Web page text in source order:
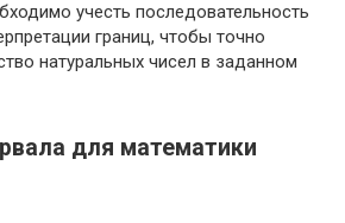
учесть последовательность
границ, чтобы точно
натуральных чисел в заданном
для математики